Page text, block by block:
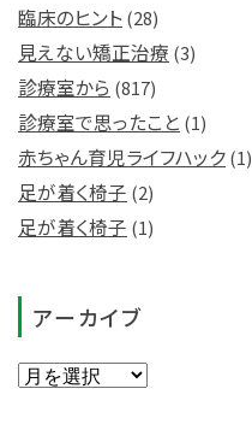
臨床のヒント(28)
見えない矯正治療 (3)
診療室から (817)
診療室で思ったこと (1)
赤ちゃん育児ライフハック(1)
足が着く椅子 (2)
足が着く椅子 (1)
アーカイブ